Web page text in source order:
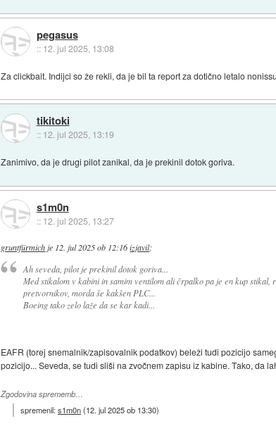
pegasus
:: 12. jul 2025, 13:08
Za clickbait. Indijci so že rekli, da je bil ta report za dotično letalo
tikitoki
:: 12. jul 2025, 13:19
Zanimivo, da je drugi pilot zanikal, da je prekinil dotok goriva.
s1m0n
:: 12. jul 2025, 13:27
gruntfürmichje 12. jul 2025 ob 12:16 izjavil:
Ah seveda, pilot je prekinil dotok goriva...
Med stikalom v kabini in samim ventilom ali črpalko pa je en kup stikal,
pretvornikov, morda še kakšen PLC...
Boeing tako zelo laže da se kar kadi...
EAFR (torej snemalnik/zapisovalnik podatkov) beleži tudi pozicijo
pozicijo... Seveda, se tudi sliši na zvočnem zapisu iz kabine. Tako, da
Zgodovina sprememb…
spremenil:s1m0n(12. jul 2025 ob 13:30)